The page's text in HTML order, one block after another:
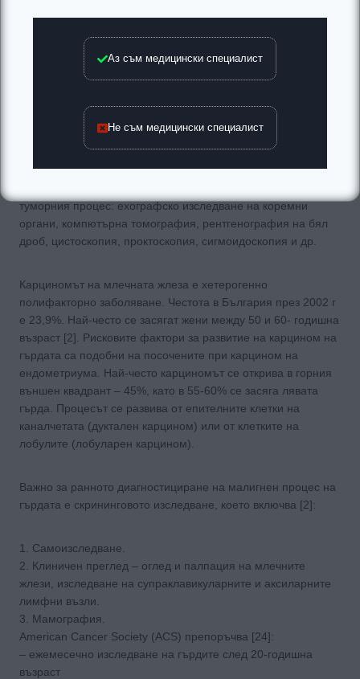
яйчниците [15, 19].
Съществени за диагнозата са [15, 19]:
1. Анамнезата – болните съобщават за интерменструално
перименопаузално кръвотечение. Кръвотечението при
жени в постменопауза е суспектен за злокачествен процес.
2. Сепарирано абразиране – установява обема на тумора,
разположението, разпространението към шийката.
туморния процес: ехографско изследване на коремни
органи, компютърна томография, рентгенография на бял
дроб, цистоскопия, проктоскопия, сигмоидоскопия и др.
Карциномът на млечната жлеза е хетерогенно
полифакторно заболяване. Честота в България през 2002 г
е 23,9%. Най-често се засягат жени между 50 и 60- годишна
възраст [2]. Рисковите фактори за развитие на карцином на
гърдата са подобни на посочените при карцином на
ендометриума. Най-често карциномът се открива в горния
външен квадрант – 45%, като в 55-60% се засяга лявата
гърда. Процесът се развива от епителните клетки на
каналчетата (дуктален карцином) или от клетките на
лобулите (лобуларен карцином).
Важно за ранното диагностициране на малигнен процес на
гърдата е скрининговото изследване, което включва [2]:
1. Самоизследване.
2. Клиничен преглед – оглед и палпация на млечните
жлези, изследване на супраклавикуларните и аксиларните
лимфни възли.
3. Мамография.
American Cancer Society (ACS) препоръчва [24]:
– ежемесечно изследване на гърдите след 20-годишна
възраст
Аз съм медицински специалист
Не съм медицински специалист